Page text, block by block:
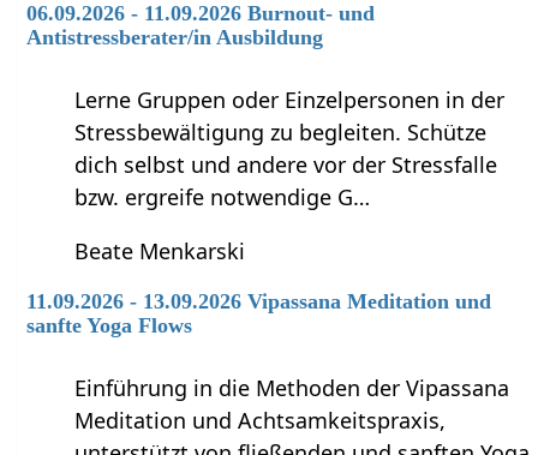
06.09.2026 - 11.09.2026 Burnout- und
Antistressberater/in Ausbildung
Lerne Gruppen oder Einzelpersonen in der
Stressbewältigung zu begleiten. Schütze
dich selbst und andere vor der Stressfalle
bzw. ergreife notwendige G…
Beate Menkarski
11.09.2026 - 13.09.2026 Vipassana Meditation und
sanfte Yoga Flows
Einführung in die Methoden der Vipassana
Meditation und Achtsamkeitspraxis,